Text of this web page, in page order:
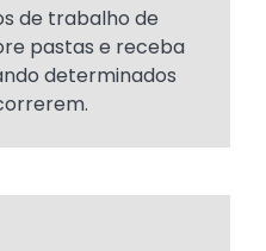
de trabalho de
pastas e receba
determinados